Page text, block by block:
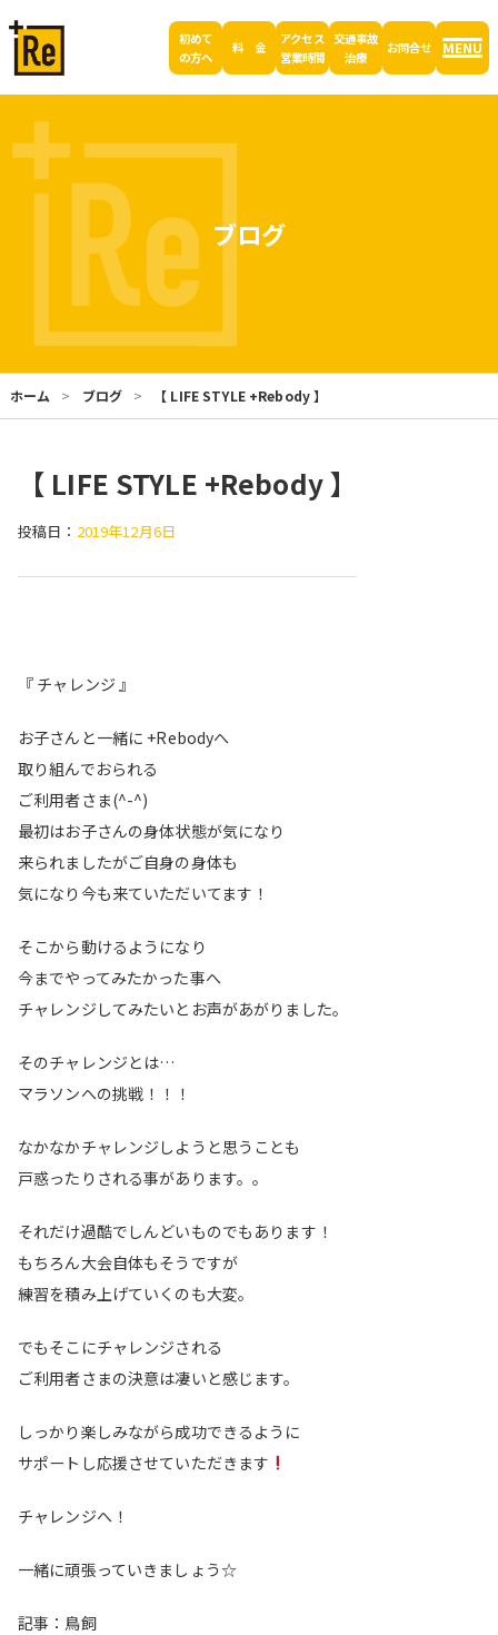
初めて
の方へ
料 金
アクセス
営業時間
交通事故
治療
お問合せ MENU
ブログ
ホーム ブログ 【 LIFE STYLE +Rebody 】
【 LIFE STYLE +Rebody 】
投稿日： 2019年12月6日
『 チャレンジ 』
お子さんと一緒に +Rebodyへ
取り組んでおられる
ご利用者さま(^-^)
最初はお子さんの身体状態が気になり
来られましたがご自身の身体も
気になり今も来ていただいてます！
そこから動けるようになり
今までやってみたかった事へ
チャレンジしてみたいとお声があがりました。
そのチャレンジとは…
マラソンへの挑戦！！！
なかなかチャレンジしようと思うことも
戸惑ったりされる事があります。。
それだけ過酷でしんどいものでもあります！
もちろん大会自体もそうですが
練習を積み上げていくのも大変。
でもそこにチャレンジされる
ご利用者さまの決意は凄いと感じます。
しっかり楽しみながら成功できるように
サポートし応援させていただきます
チャレンジへ！
一緒に頑張っていきましょう☆
記事：鳥飼